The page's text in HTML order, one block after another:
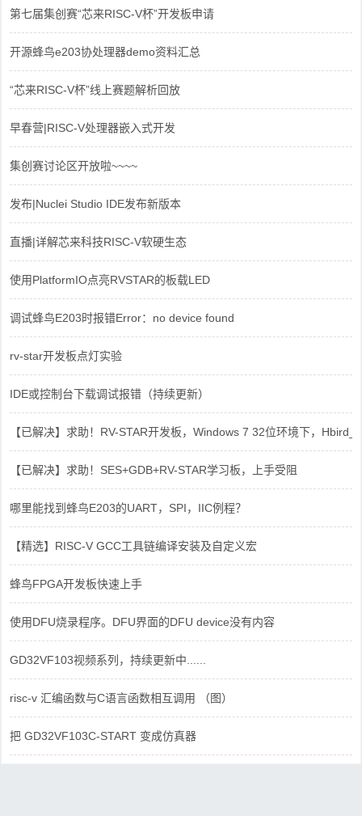
第七届集创赛“芯来RISC-V杯”开发板申请
开源蜂鸟e203协处理器demo资料汇总
“芯来RISC-V杯”线上赛题解析回放
早春营|RISC-V处理器嵌入式开发
集创赛讨论区开放啦~~~~
发布|Nuclei Studio IDE发布新版本
直播|详解芯来科技RISC-V软硬生态
使用PlatformIO点亮RVSTAR的板载LED
调试蜂鸟E203时报错Error：no device found
rv-star开发板点灯实验
IDE或控制台下载调试报错（持续更新）
【已解决】求助！RV-STAR开发板，Windows 7 32位环境下，
【已解决】求助！SES+GDB+RV-STAR学习板，上手受阻
哪里能找到蜂鸟E203的UART，SPI，IIC例程？
【精选】RISC-V GCC工具链编译安装及自定义宏
蜂鸟FPGA开发板快速上手
使用DFU烧录程序。DFU界面的DFU device没有内容
GD32VF103视频系列，持续更新中......
risc-v 汇编函数与C语言函数相互调用 （图）
把 GD32VF103C-START 变成仿真器